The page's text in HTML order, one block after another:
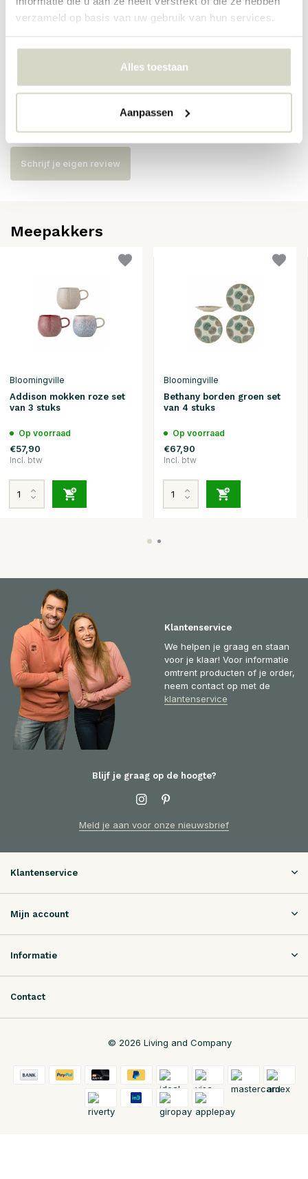
verzameld op basis van uw gebruik van hun services.
Alles toestaan
Aanpassen
82073164
Reviews
Er zijn nog geen reviews geschreven over dit product..
Schrijf je eigen review
Meepakkers
Bloomingville
Addison mokken roze set
van 3 stuks
Op voorraad
€57,90
Incl. btw
Bloomingville
Bethany borden groen set
van 4 stuks
Op voorraad
€67,90
Incl. btw
Klantenservice
We helpen je graag en staan
voor je klaar! Voor informatie
omtrent producten of je order,
neem contact op met de
klantenservice
Blijf je graag op de hoogte?
Meld je aan voor onze nieuwsbrief
Klantenservice
Mijn account
Informatie
Contact
© 2026 Living and Company